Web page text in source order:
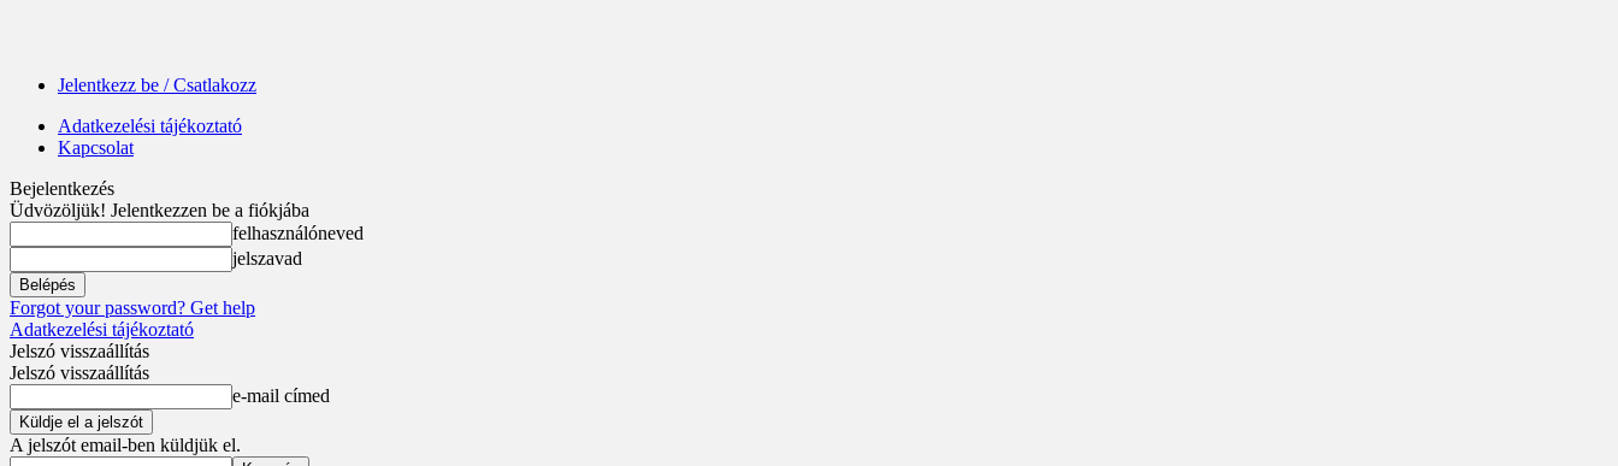
Jelentkezz be / Csatlakozz
Adatkezelési tájékoztató
Kapcsolat
Bejelentkezés
Üdvözöljük! Jelentkezzen be a fiókjába
felhasználóneved
jelszavad
Forgot your password? Get help
Adatkezelési tájékoztató
Jelszó visszaállítás
Jelszó visszaállítás
e-mail címed
A jelszót email-ben küldjük el.